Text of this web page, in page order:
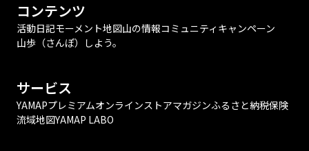
コンテンツ
活動日記モーメント地図山の情報コミュニティ キャンペーン
山歩（さんぽ）しよう。
サービス
YAMAPプレミアムオンラインストアマガジンふるさと納税保険
流域地図YAMAP LABO